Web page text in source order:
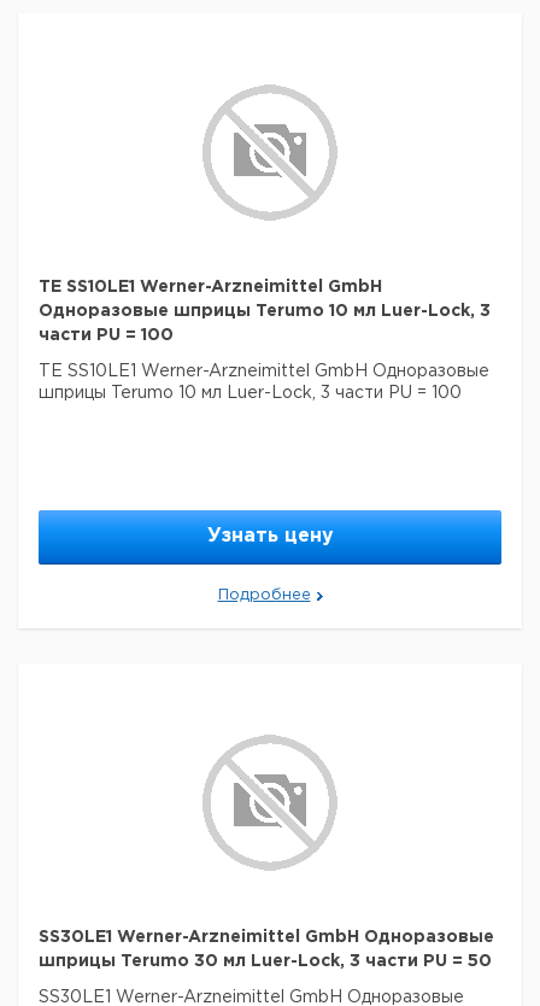
TE SS10LE1 Werner-Arzneimittel GmbH
Одноразовые шприцы Terumo 10 мл Luer-Lock, 3
части PU = 100
TE SS10LE1 Werner-Arzneimittel GmbH Одноразовые
шприцы Terumo 10 мл Luer-Lock, 3 части PU = 100
Узнать цену
Подробнее
SS30LE1 Werner-Arzneimittel GmbH Одноразовые
шприцы Terumo 30 мл Luer-Lock, 3 части PU = 50
SS30LE1 Werner-Arzneimittel GmbH Одноразовые